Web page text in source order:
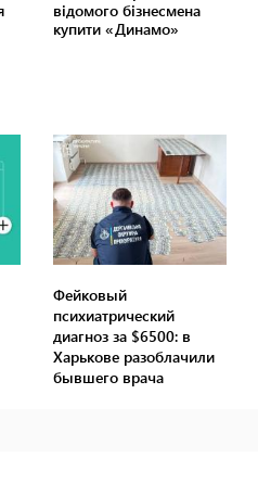
Фейковый
психиатрический
диагноз за $6500: в
Харькове разоблачили
бывшего врача